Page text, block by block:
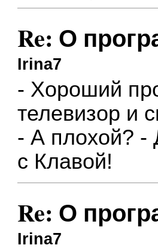
Re: О
Irina7
- Хороший
телевизор и
- А плохой? -
с Клавой!
Re: О
Irina7